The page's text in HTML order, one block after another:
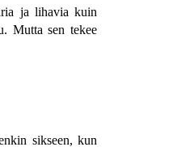
ja lihavia kuin
Mutta sen tekee
sikseen, kun